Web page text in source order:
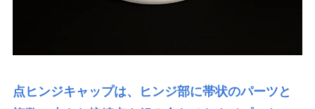
点ヒンジキャップは、ヒンジ部に帯状のパーツと